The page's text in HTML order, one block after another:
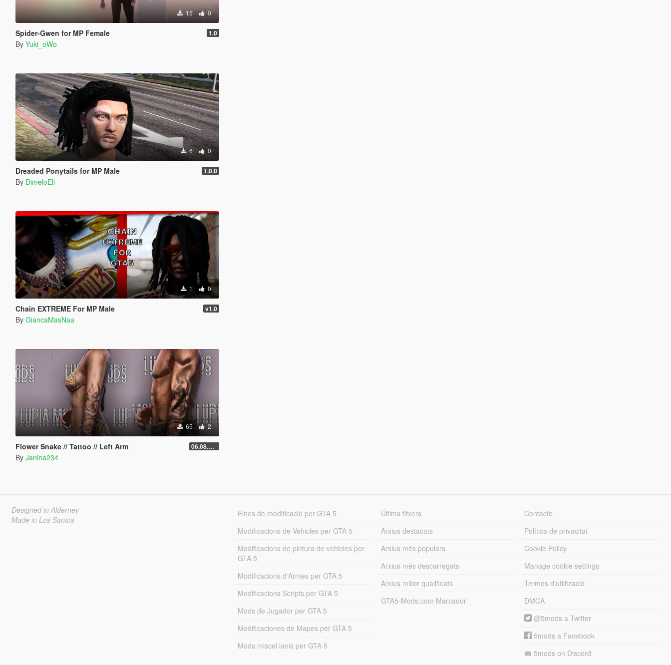
15 0
Spider-Gwen for MP Female 1.0
By Yuki_oWo
6 0
Dreaded Ponytails for MP Male 1.0.0
By DimeloEli
1 0
Chain EXTREME For MP Male v1.0
By GiancaMasNaa
65 2
Flower Snake // Tattoo // Left Arm 06.08.2026
By Janina234
Designed in Alderney
Made in Los Santos
Eines de modificació per GTA 5
Modificacions de Vehicles per GTA 5
Modificacions de pintura de vehicles per
GTA 5
Modificacions d'Armes per GTA 5
Modificacions Scripts per GTA 5
Mods de Jugador per GTA 5
Modificaciones de Mapes per GTA 5
Mods miscel·lanis per GTA 5
Últims fitxers
Arxius destacats
Arxius més populars
Arxius més descarregats
Arxius millor qualificats
GTA5-Mods.com Marcador
Contacte
Política de privacitat
Cookie Policy
Manage cookie settings
Termes d'utilització
DMCA
@5mods a Twitter
5mods a Facebook
5mods on Discord